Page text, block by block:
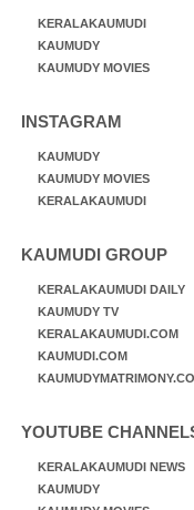
KERALAKAUMUDI
KAUMUDY
KAUMUDY MOVIES
INSTAGRAM
KAUMUDY
KAUMUDY MOVIES
KERALAKAUMUDI
KAUMUDI GROUP
KERALAKAUMUDI DAILY
KAUMUDY TV
KERALAKAUMUDI.COM
KAUMUDI.COM
YOUTUBE
KERALAKAUMUDI NEWS
KAUMUDY